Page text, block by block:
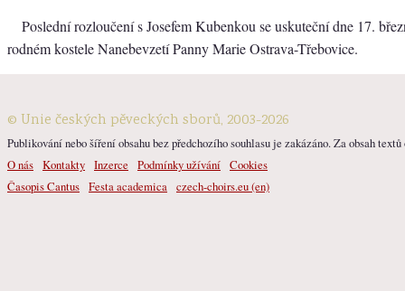
Poslední rozloučení s Josefem Kubenkou se uskuteční dne 17.
rodném kostele Nanebevzetí Panny Marie Ostrava-Třebovice.
© Unie českých pěveckých sborů, 2003-2026
Publikování nebo šíření obsahu bez předchozího souhlasu je zakázáno. Za obsah
O nás Kontakty Inzerce Podmínky užívání Cookies
Časopis Cantus Festa academica czech-choirs.eu (en)